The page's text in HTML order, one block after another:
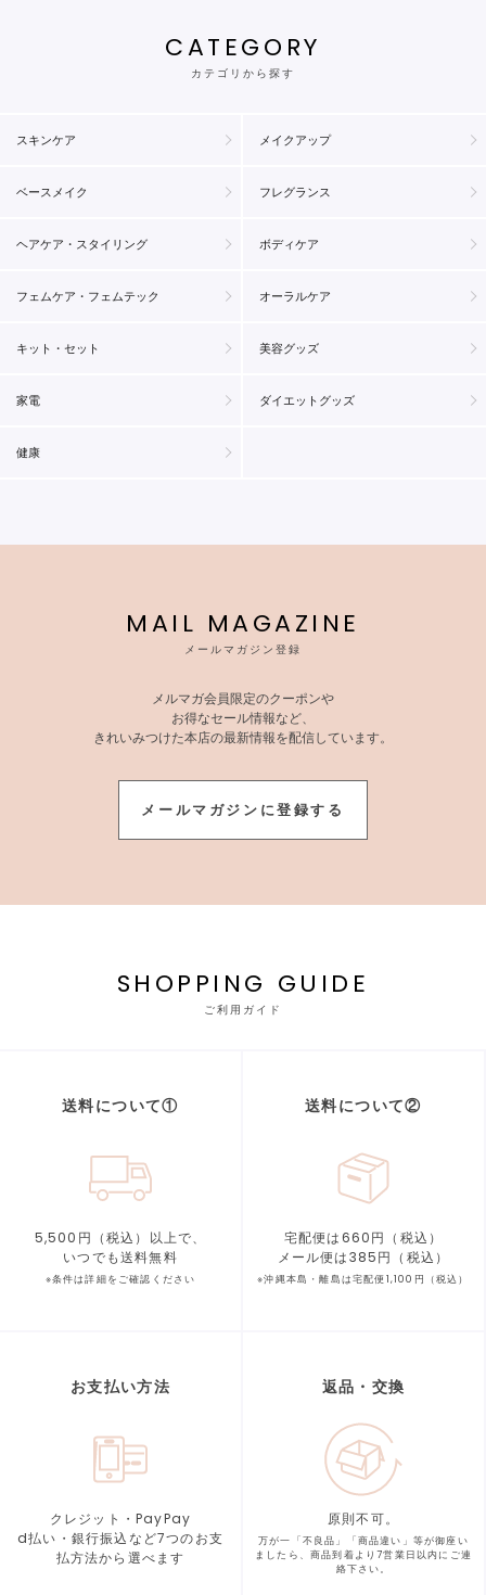
CATEGORY
カテゴリから探す
スキンケア メイクアップ
ベースメイク フレグランス
ヘアケア・スタイリング ボディケア
フェムケア・フェムテック オーラルケア
キット・セット 美容グッズ
家電 ダイエットグッズ
健康
MAIL MAGAZINE
メールマガジン登録
メルマガ会員限定のクーポンや
お得なセール情報など、
きれいみつけた本店の最新情報を配信しています。
メールマガジンに登録する
SHOPPING GUIDE
ご利用ガイド
送料について①
5,500円（税込）以上で、
いつでも送料無料
※条件は詳細をご確認ください
送料について②
宅配便は660円（税込）
メール便は385円（税込）
※沖縄本島・離島は宅配便1,100円（税込）
お支払い方法
クレジット・PayPay
d払い・銀行振込など7つのお支
払方法から選べます
返品・交換
原則不可。
万が一「不良品」「商品違い」等が御座い
ましたら、商品到着より7営業日以内にご連
絡下さい。